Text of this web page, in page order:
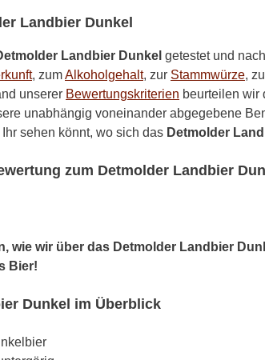
Landbier Dunkel
Landbier Dunkel getestet und
, zumAlkoholgehalt, zur Stammwürze,
unserer Bewertungskriterien beurteilen wir
unabhängig voneinander abgegebene
Ihr sehen könnt, wo sich das Detmolder
zum Detmolder Landbier
wie wir über das Detmolder Landbier
Bier!
Dunkel im Überblick